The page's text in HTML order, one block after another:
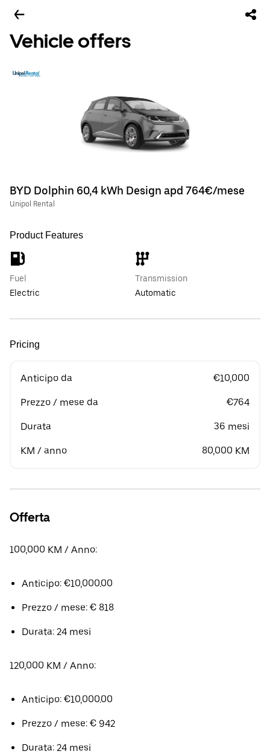
Vehicle offers
BYD Dolphin 60,4 kWh Design apd 764€/mese
Unipol Rental
Product Features
Fuel
Electric
Transmission
Automatic
Pricing
Anticipo da €10,000
Prezzo / mese da €764
Durata 36 mesi
KM / anno 80,000 KM
Offerta
100,000 KM / Anno:
Anticipo: €10,000.00
Prezzo / mese: € 818
Durata: 24 mesi
120,000 KM / Anno:
Anticipo: €10,000.00
Prezzo / mese: € 942
Durata: 24 mesi